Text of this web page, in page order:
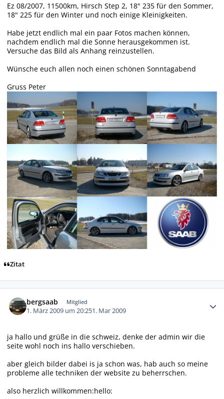
Ez 08/2007, 11500km, Hirsch Step 2, 18" 235 für den Sommer,
18" 225 für den Winter und noch einige Kleinigkeiten.
Habe jetzt endlich mal ein paar Fotos machen können,
nachdem endlich mal die Sonne herausgekommen ist.
Versuche das Bild als Anhang reinzustellen.
Wünsche euch allen noch einen schönen Sonntagabend
Gruss Peter
Zitat
bergsaab Mitglied
1. März 2009 um 20:251. Mar 2009
ja hallo und grüße in die schweiz, denke der admin wir die
seite wohl noch ins hallo verschieben.
aber gleich bilder dabei is ja schon was, hab auch so meine
probleme alle techniken der website zu beherrschen.
also herzlich willkommen:hello: